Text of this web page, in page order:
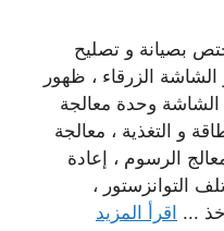
بصيانة و تصليح
الزرقاء ، ظهور
وحدة معالجة
و التغذية ، معالجة
الرسوم ، إعادة
التوانزستور ،
... اقرأ المزيد